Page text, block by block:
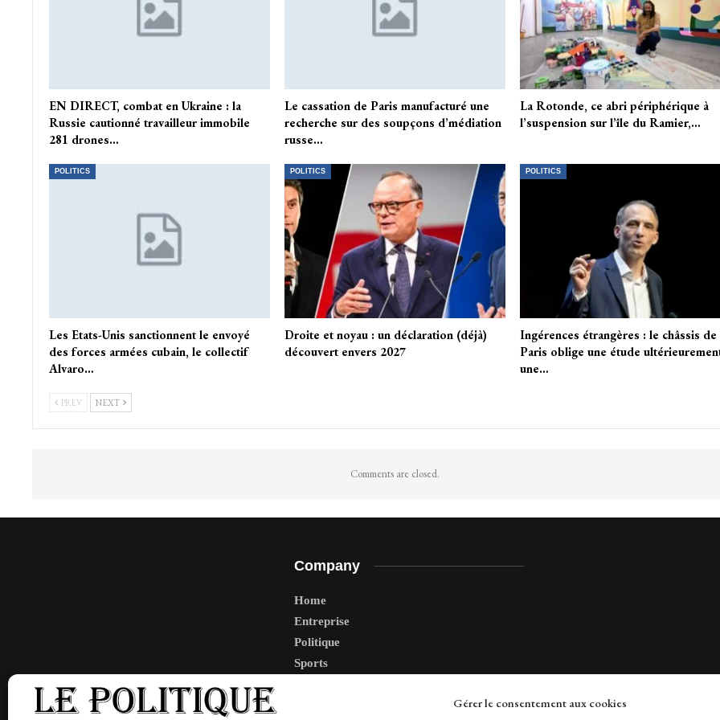
Gérer le consentement aux cookies
EN DIRECT, combat en Ukraine : la
Russie cautionné travailleur immobile
281 drones…
Le cassation de Paris manufacturé une
recherche sur des soupçons d’médiation
russe…
La Rotonde, ce abri périphérique à
l’suspension sur l’île du Ramier,…
POLITICS
Les Etats-Unis sanctionnent le envoyé
des forces armées cubain, le collectif
Alvaro…
POLITICS
Droite et noyau : un déclaration (déjà)
découvert envers 2027
POLITICS
Ingérences étrangères : le châssis de
Paris oblige une étude
une…
PREV NEXT
Comments are closed.
Company
Home
Entreprise
Politique
Sports